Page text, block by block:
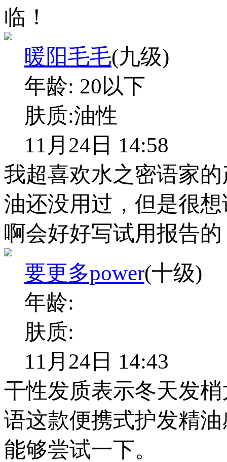
临！
暖阳毛毛(九级)
年龄: 20以下
肤质:油性
11月24日 14:58
我超喜欢水之密语家
油还没用过，但是很
啊会好好写试用报告的
要更多power(十级)
年龄:
肤质:
11月24日 14:43
干性发质表示冬天发
语这款便携式护发精
能够尝试一下。